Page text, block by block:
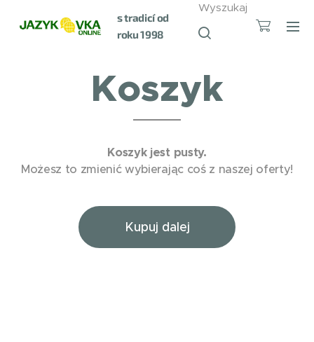
s tradicí od
roku 1998
Wyszukaj
Koszyk
Koszyk jest pusty.
Możesz to zmienić wybierając coś z naszej oferty!
Kupuj dalej